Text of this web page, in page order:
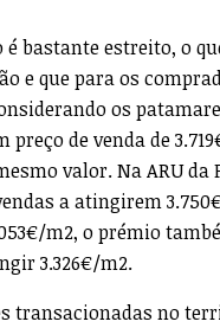
bastante estreito, o
e que para os
os
de venda de
valor. Na ARU da
a atingirem
m2, o prémio
3.326€/m2.
transacionadas no